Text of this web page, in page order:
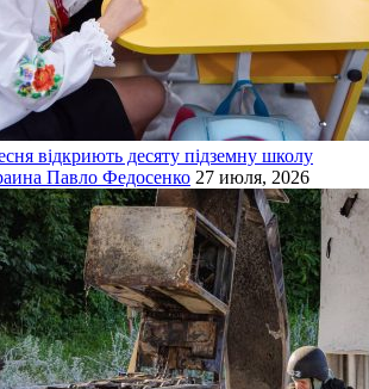
відкриють десяту підземну школу
Павло Федосенко 27 июля, 2026